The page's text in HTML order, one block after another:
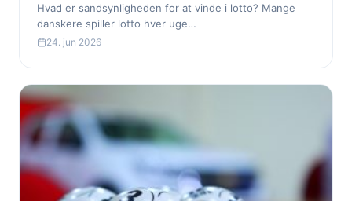
Hvad er sandsynligheden for at vinde i lotto? Mange
danskere spiller lotto hver uge…
24. jun 2026